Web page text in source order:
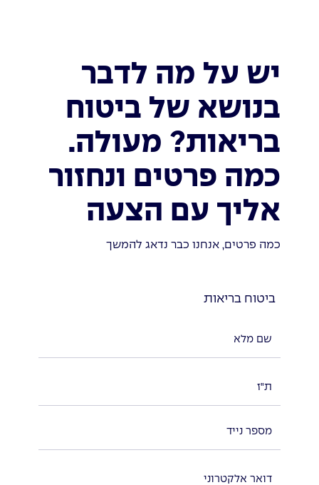
יש על מה לדבר
בנושא של ביטוח
בריאות? מעולה.
כמה פרטים ונחזור
אליך עם הצעה
כמה פרטים, אנחנו כבר נדאג להמשך
ביטוח בריאות